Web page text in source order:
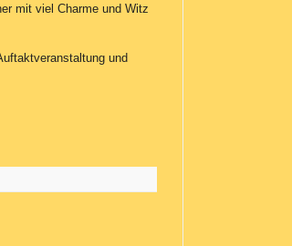
mit viel Charme und Witz
und